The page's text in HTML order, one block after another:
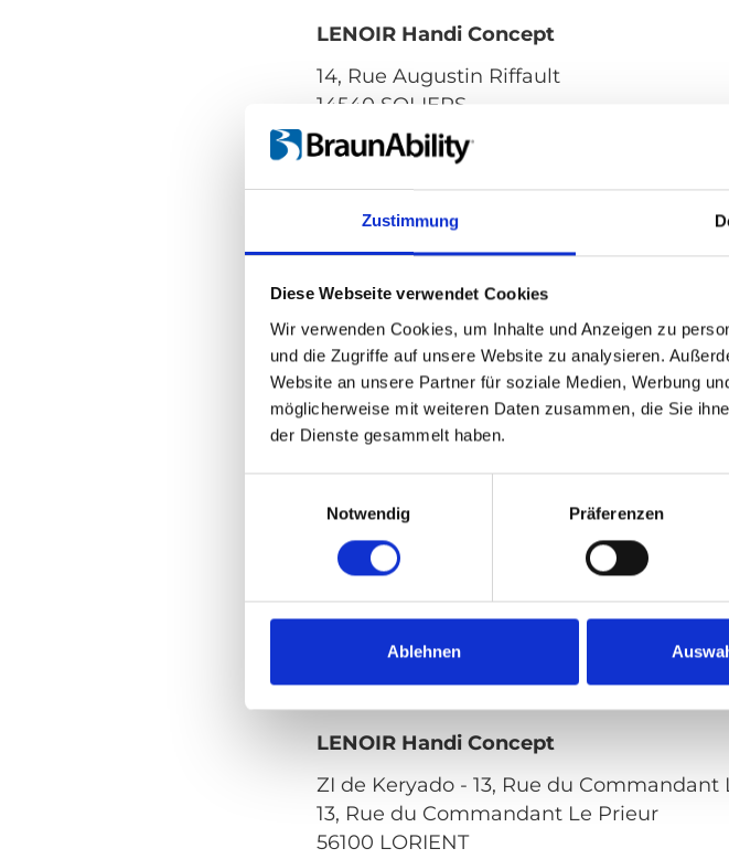
Zustimmung
Diese Webseite verwendet Cookies
Wir verwenden Cookies, um Inhalte und Anzeigen zu
und die Zugriffe auf unsere Website zu analysieren.
Website an unsere Partner für soziale Medien, Werbung
möglicherweise mit weiteren Daten zusammen, die Sie
der Dienste gesammelt haben.
Notwendig
Präferenzen
Ablehnen
BREST
BRUMATH
COMPIEGNE
EBBLINGHEM
LE MANS
LE VAL D´AJOL
MERICOURT SOUS LENS
MULHOUSE
NANCY
PONT HEBERT
RENNES
SAINT BERTHEVIN
VILLE SUR LUMES
LENOIR Handi Concept
14, Rue Augustin Riffault
14540 SOLIERS
Kontakt: Maxime Lemarchand
Kontakt:Zum Versenden einer
Internet:www.lenoirhandiconcept.com
LENOIR Handi Concept
27, Rue Lavoisier
Kontakt: Pascal Corre
Tel.:Zum Anzeigen anklicken
Kontakt:
Zum Versenden einer
Internet:www.lenoirhandiconcept.com
LENOIR Handi Concept
ZI de Keryado - 13, Rue du Commandant
13, Rue du Commandant Le Prieur
56100 LORIENT